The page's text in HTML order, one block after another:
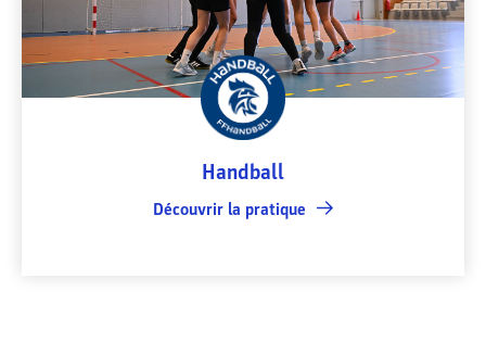
Handball
Découvrir la pratique